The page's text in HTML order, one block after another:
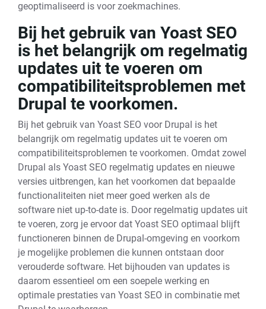
geoptimaliseerd is voor zoekmachines.
Bij het gebruik van Yoast SEO
is het belangrijk om regelmatig
updates uit te voeren om
compatibiliteitsproblemen met
Drupal te voorkomen.
Bij het gebruik van Yoast SEO voor Drupal is het
belangrijk om regelmatig updates uit te voeren om
compatibiliteitsproblemen te voorkomen. Omdat zowel
Drupal als Yoast SEO regelmatig updates en nieuwe
versies uitbrengen, kan het voorkomen dat bepaalde
functionaliteiten niet meer goed werken als de
software niet up-to-date is. Door regelmatig updates uit
te voeren, zorg je ervoor dat Yoast SEO optimaal blijft
functioneren binnen de Drupal-omgeving en voorkom
je mogelijke problemen die kunnen ontstaan door
verouderde software. Het bijhouden van updates is
daarom essentieel om een soepele werking en
optimale prestaties van Yoast SEO in combinatie met